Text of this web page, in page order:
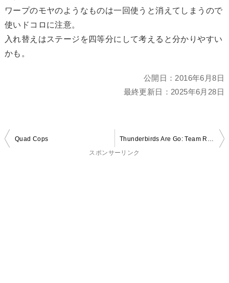
ワープのモヤのようなものは一回使うと消えてしまうので
使いドコロに注意。
入れ替えはステージを四等分にして考えると分かりやすい
かも。
公開日： 2016年6月8日
最終更新日： 2025年6月28日
投
Quad Cops
スポンサーリンク